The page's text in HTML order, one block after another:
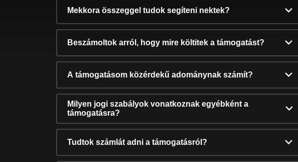
Mekkora összeggel tudok segíteni nektek?
Beszámoltok arról, hogy mire költitek a támogatást?
A támogatásom közérdekű adománynak számít?
Milyen jogi szabályok vonatkoznak egyébként a
támogatásra?
Tudtok számlát adni a támogatásról?